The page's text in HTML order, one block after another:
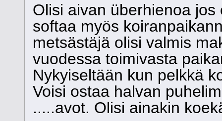
Olisi aivan überhienoa
softaa myös
metsästäjä olisi valmis
vuodessa toimivasta
Nykyiseltään kun pelkkä
Voisi ostaa halvan
.....avot. Olisi ainakin